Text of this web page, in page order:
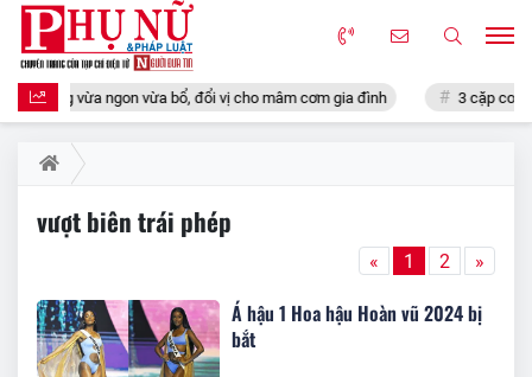
sung vừa ngon vừa bổ, đổi vị cho mâm cơm gia đình 3 cặp con giáp
vượt biên trái phép
« 1 2 »
Á hậu 1 Hoa hậu Hoàn vũ 2024 bị
bắt